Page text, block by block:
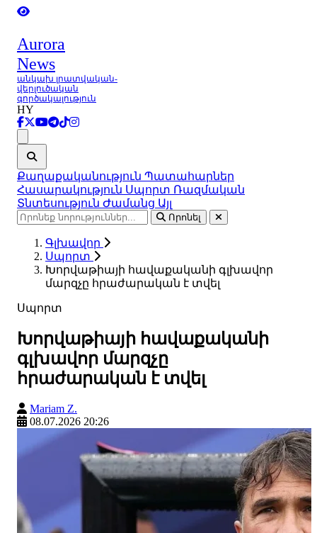
Aurora
News
անկախ լրատվական-
վերլուծական
գործակալություն
HY
Քաղաքականություն Պատահարներ
Հասարակություն Սպորտ Ռազմական
Տնտեսություն Ժամանց Այլ
Որոնել
Գլխավոր
Սպորտ
Խորվաթիայի հավաքականի գլխավոր
մարզչը հրաժարական է տվել
Սպորտ
Խորվաթիայի հավաքականի
գլխավոր մարզչը
հրաժարական է տվել
Mariam Z.
08.07.2026 20:26